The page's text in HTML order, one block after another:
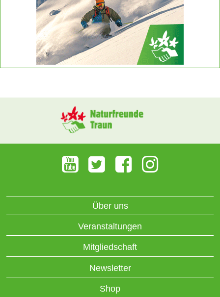
Über uns
Veranstaltungen
Mitgliedschaft
Newsletter
Shop